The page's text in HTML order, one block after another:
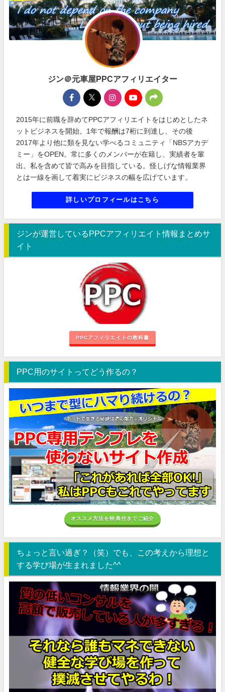
ジン＠元車屋PPCアフィリエイター
2015年に前職を辞めてPPCアフィリエイトをはじめとしたネ
ットビジネスを開始。1年で報酬は7桁に到達し、その後
2017年より他に類を見ない学べるコミュニティ「NBSアカデ
ミー」をOPEN。常に多くのメンバーが在籍し、実績者を輩
出。私を含めて皆で高みを目指している。怪しげな情報業界
とは一線を画して着実にビジネスの幅を広げています。
詳しいプロフィールはこちら
ジンが運営しているPPCアフィリエイト情報まとめサ
イト
PPCアフィリエイトの教科書
PPC用のサイトってどう作るの？
オススメ方法を特典付きでご紹介
ちょっと言い過ぎ？（笑）でも、この考えから理想と
する学び場が生まれました^^